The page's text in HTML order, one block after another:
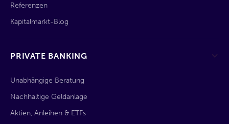
Referenzen
Kapitalmarkt-Blog
PRIVATE BANKING
Unabhängige Beratung
Nachhaltige Geldanlage
Aktien, Anleihen & ETFs